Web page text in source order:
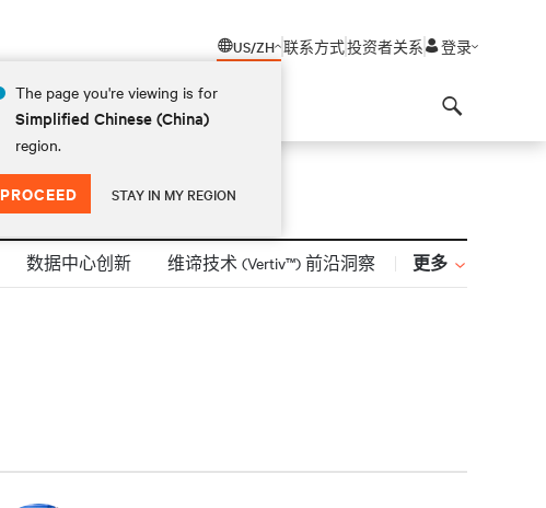
US/ZH
The page you're viewing is for
Simplified Chinese (China)
region.
PROCEED STAY IN MY REGION
联系方式投资者关系 登录
数据中心创新 维谛技术 (Vertiv™) 前沿洞察 更多